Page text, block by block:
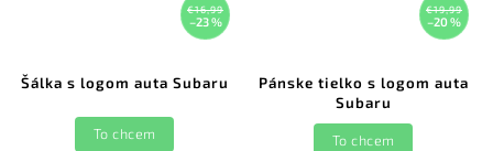
€16,99
–23 %
Šálka s logom auta Subaru
To chcem
€19,99
–20 %
Pánske tielko s logom auta
Subaru
To chcem